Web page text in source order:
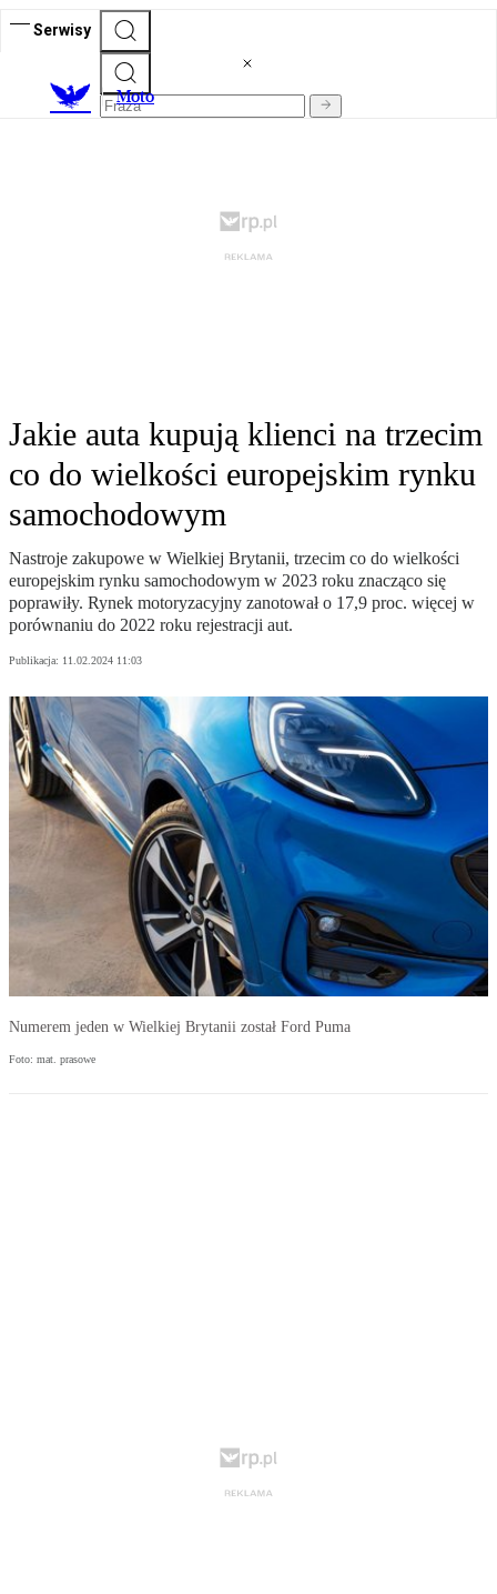
Serwisy
Moto
Jakie auta kupują klienci na trzecim
co do wielkości europejskim rynku
samochodowym
Nastroje zakupowe w Wielkiej Brytanii, trzecim co do wielkości
europejskim rynku samochodowym w 2023 roku znacząco się
poprawiły. Rynek motoryzacyjny zanotował o 17,9 proc. więcej w
porównaniu do 2022 roku rejestracji aut.
Publikacja: 11.02.2024 11:03
Numerem jeden w Wielkiej Brytanii został Ford Puma
Foto: mat. prasowe